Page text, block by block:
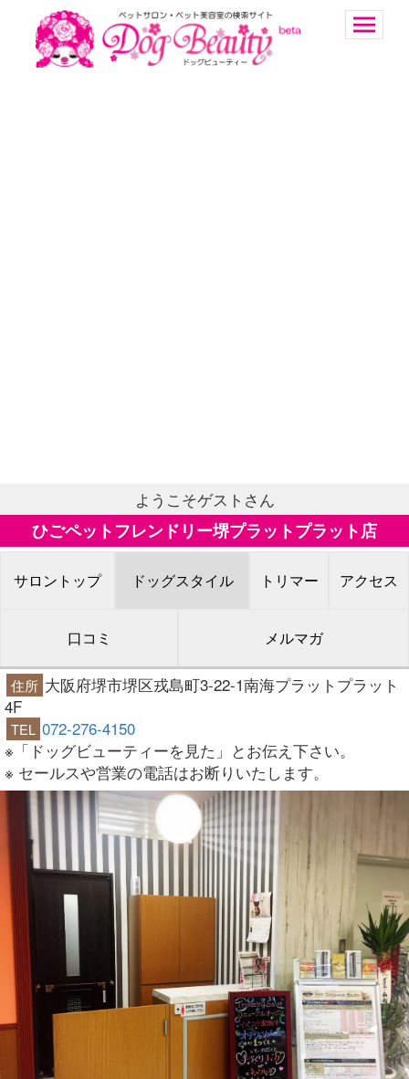
ようこそゲストさん
ひごペットフレンドリー堺プラットプラット店
サロントップ ドッグスタイル トリマー アクセス
口コミ メルマガ
住所 大阪府堺市堺区戎島町3-22-1南海プラットプラット
4F
TEL 072-276-4150
※「ドッグビューティーを見た」とお伝え下さい。
※ セールスや営業の電話はお断りいたします。